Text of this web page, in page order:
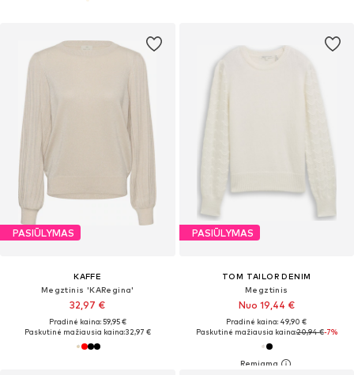
PASIŪLYMAS
KAFFE
Megztinis 'KARegina'
32,97 €
Pradinė kaina: 59,95 €
Paskutinė mažiausia kaina:32,97 €
PASIŪLYMAS
TOM TAILOR DENIM
Megztinis
Nuo 19,44 €
Pradinė kaina: 49,90 €
Paskutinė mažiausia kaina:20,94 €-7%